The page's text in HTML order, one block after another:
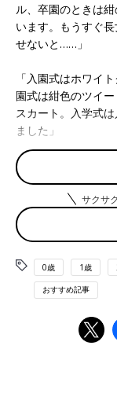
ル、卒園のときは
います。もうすぐ
せないと……」
「入園式はホワイ
園式は紺色のツイ
スカート。入学式
ました」
「異素材のセット
＋同色ジャケット
園・入学は明るめ
えてます」
園入園・卒園、小学
スーツです」
「私は黒のパンツ
宝しましたね。高
サクサ
0歳 1歳
おすすめ記事